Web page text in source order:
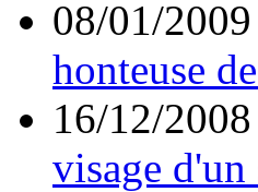
08/01/
honteuse
16/12/
visage